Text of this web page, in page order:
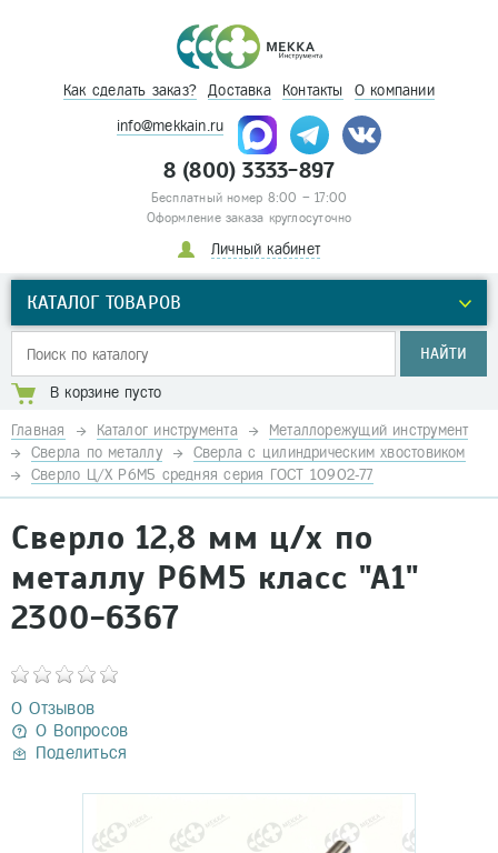
Как сделать заказ? Доставка Контакты О компании
info@mekkain.ru
8 (800) 3333-897
Бесплатный номер 8:00 – 17:00
Оформление заказа круглосуточно
Личный кабинет
КАТАЛОГ ТОВАРОВ
НАЙТИ
В корзине пусто
Главная Каталог инструмента
Металлорежущий инструмент
Сверла по металлу
Сверла с цилиндрическим хвостовиком
Сверло Ц/Х Р6М5 средняя серия ГОСТ 10902-77
Сверло 12,8 мм ц/х по
металлу Р6М5 класс "А1"
2300-6367
0 Отзывов
0 Вопросов
Поделиться